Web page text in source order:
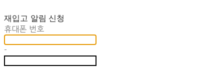
재입고 알림 신청
휴대폰 번호
-